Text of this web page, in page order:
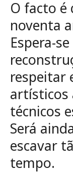
O facto é
noventa
Espera-
respeitar
artísticos
técnicos
Será
escavar
tempo.